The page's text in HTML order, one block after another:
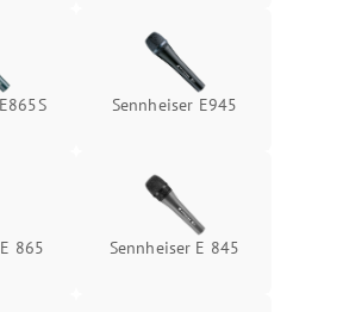
Sennheiser E945
865 Sennheiser E 845